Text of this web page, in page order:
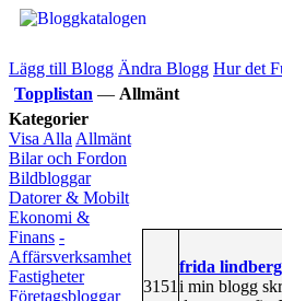
Lägg till Blogg Ändra Blogg Hur det
Topplistan — Allmänt
Kategorier
Visa Alla Allmänt
Bilar och Fordon
Bildbloggar
Datorer & Mobilt
Ekonomi &
Finans -
Affärsverksamhet
Fastigheter
Företagsbloggar
3151
frida
i min blogg